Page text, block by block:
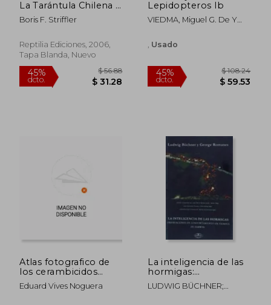
La Tarántula Chilena y
Otras Especies Afines
Boris F. Striffler
Reptilia Ediciones, 2006,
Tapa Blanda, Nuevo
Lepidopteros Ib
VIEDMA, Miguel G. De Y
Usado
45%
dcto.
Atlas fotografico de
los cerambicidos
ibero-Baleares
Eduard Vives Noguera
La inteligencia de las
hormigas:
observaciones de
comportamiento en
LUDWIG BÜCHNER;